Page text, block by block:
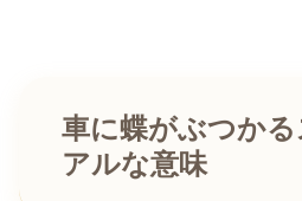
車に蝶がぶつか
アルな意味